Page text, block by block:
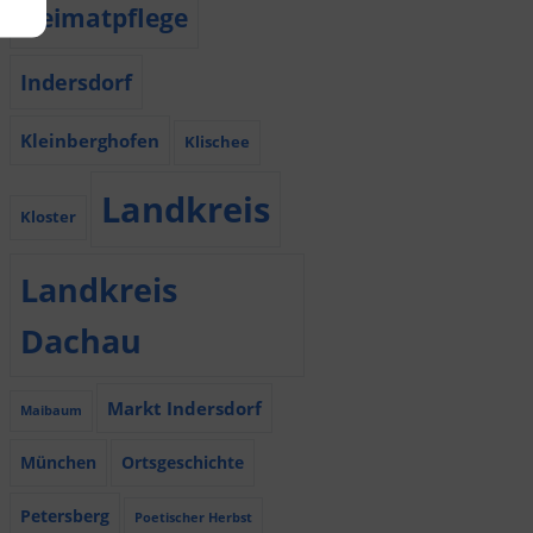
Heimatpflege
Indersdorf
Kleinberghofen Klischee
Kloster Landkreis
Landkreis
Dachau
Maibaum Markt Indersdorf
München Ortsgeschichte
Petersberg Poetischer Herbst